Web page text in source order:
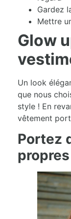
Gardez
Mettre
Glow
Un look
que nous
style ! En
vêtement
Portez
propres